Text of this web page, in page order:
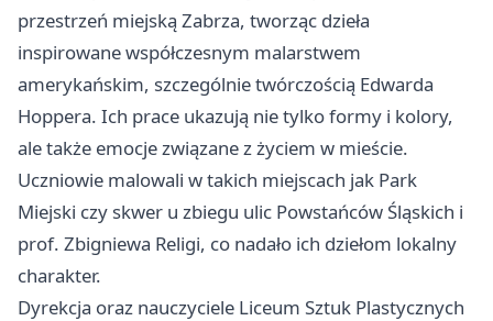
przestrzeń miejską Zabrza, tworząc dzieła
inspirowane współczesnym malarstwem
amerykańskim, szczególnie twórczością Edwarda
Hoppera. Ich prace ukazują nie tylko formy i kolory,
ale także emocje związane z życiem w mieście.
Uczniowie malowali w takich miejscach jak Park
Miejski czy skwer u zbiegu ulic Powstańców Śląskich i
prof. Zbigniewa Religi, co nadało ich dziełom lokalny
charakter.
Dyrekcja oraz nauczyciele Liceum Sztuk Plastycznych